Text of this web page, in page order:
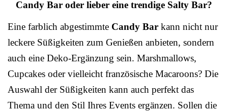
Candy Bar oder lieber eine trendige Salty Bar?
Eine farblich abgestimmte Candy Bar kann nicht nur
leckere Süßigkeiten zum Genießen anbieten, sondern
auch eine Deko-Ergänzung sein. Marshmallows,
Cupcakes oder vielleicht französische Macaroons? Die
Auswahl der Süßigkeiten kann auch perfekt das
Thema und den Stil Ihres Events ergänzen. Sollen die